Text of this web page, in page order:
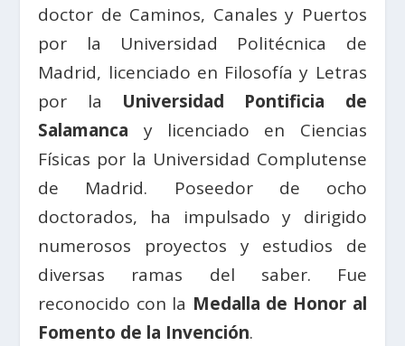
doctor de Caminos, Canales y Puertos
por la Universidad Politécnica de
Madrid, licenciado en Filosofía y Letras
por la Universidad Pontificia de
Salamanca y licenciado en Ciencias
Físicas por la Universidad Complutense
de Madrid. Poseedor de ocho
doctorados, ha impulsado y dirigido
numerosos proyectos y estudios de
diversas ramas del saber. Fue
reconocido con la Medalla de Honor al
Fomento de la Invención.